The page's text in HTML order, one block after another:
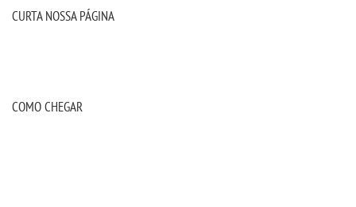
CURTA NOSSA PÁGINA
COMO CHEGAR